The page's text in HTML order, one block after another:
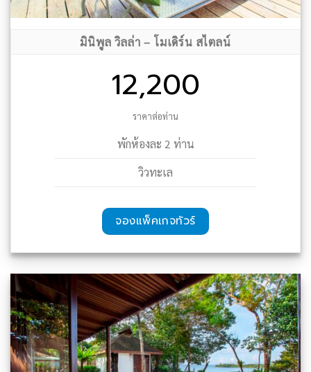
มินิพูล วิลล่า – โมเดิร์น สไตลน์
12,200
ราคาต่อท่าน
พักห้องละ 2 ท่าน
วิวทะเล
จองแพ็คเกจทัวร์